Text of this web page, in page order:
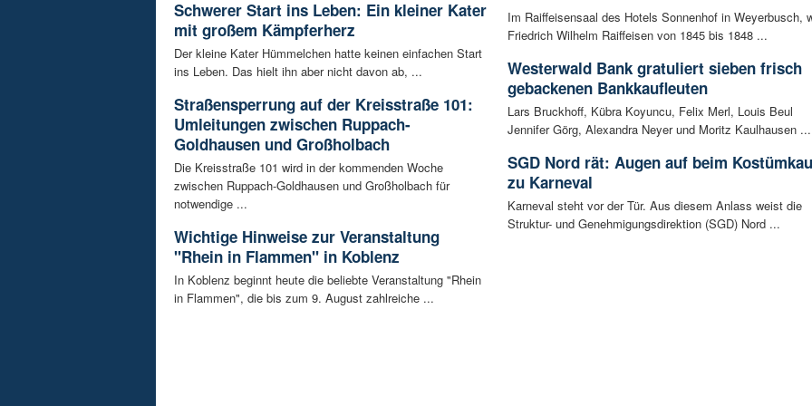
Schwerer Start ins Leben: Ein kleiner Kater
mit großem Kämpferherz
Der kleine Kater Hümmelchen hatte keinen einfachen Start
ins Leben. Das hielt ihn aber nicht davon ab, ...
Straßensperrung auf der Kreisstraße 101:
Umleitungen zwischen Ruppach-
Goldhausen und Großholbach
Die Kreisstraße 101 wird in der kommenden Woche
zwischen Ruppach-Goldhausen und Großholbach für
notwendige ...
Wichtige Hinweise zur Veranstaltung
"Rhein in Flammen" in Koblenz
In Koblenz beginnt heute die beliebte Veranstaltung "Rhein
in Flammen", die bis zum 9. August zahlreiche ...
Im Raiffeisensaal des Hotels Sonnenhof in Weyerbusch,
Friedrich Wilhelm Raiffeisen von 1845 bis 1848 ...
Westerwald Bank gratuliert sieben frisch
gebackenen Bankkaufleuten
Lars Bruckhoff, Kübra Koyuncu, Felix Merl, Louis Beul
Jennifer Görg, Alexandra Neyer und Moritz Kaulhausen ...
SGD Nord rät: Augen auf beim
zu Karneval
Karneval steht vor der Tür. Aus diesem Anlass weist die
Struktur- und Genehmigungsdirektion (SGD) Nord ...